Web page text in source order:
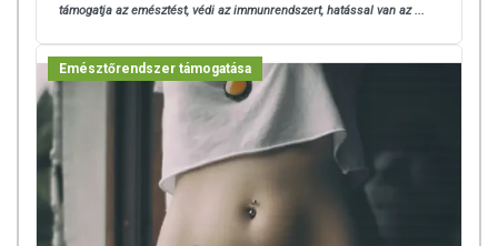
tárolandó.
OGYÉI ny.sz: 33001/2023
Az oldalunkon lévő adatokat folyamatosan frissítjük, törekszünk arra,
hogy naprakészek legyenek. Szeretnénk felhívni azonban a figyelmet,
hogy ennek ellenére a webshopon szereplő adatok (beleértve a
támogatja az emésztést, védi az immunrendszert, hatással van az ...
Emésztőrendszer támogatása